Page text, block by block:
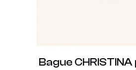
Bague